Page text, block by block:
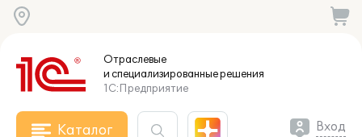
Отраслевые
и специализированныерешения
1С:Предприятие
Каталог Вход